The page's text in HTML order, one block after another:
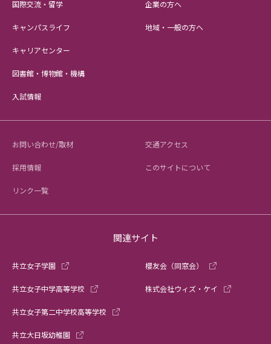
国際交流・留学
キャンパスライフ
キャリアセンター
図書館・博物館・機構
入試情報
企業の方へ
地域・一般の方へ
お問い合わせ/取材 交通アクセス
採用情報 このサイトについて
リンク一覧
関連サイト
共立女子学園
共立女子中学高等学校
共立女子第二中学校高等学校
共立大日坂幼稚園
櫻友会（同窓会）
株式会社ウィズ・ケイ